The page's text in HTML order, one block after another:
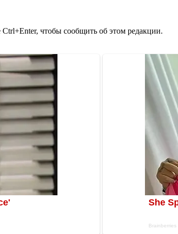
чтобы сообщить об этом редакции.